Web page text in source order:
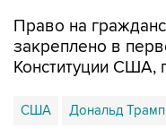
Право на
закреплено в
Конституции США,
США Дональд Трамп